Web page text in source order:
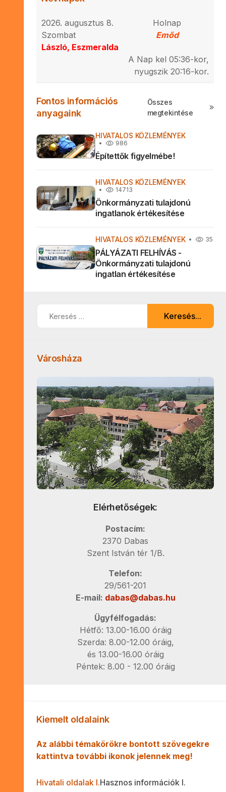
2026. augusztus 8.
Szombat
László, Eszmeralda
Holnap
Emőd
A Nap kel 05:36-kor,
nyugszik 20:16-kor.
Fontos információs
anyagaink
Összes
megtekintése
HIVATALOS KÖZLEMÉNYEK
986
Építettők figyelmébe!
HIVATALOS KÖZLEMÉNYEK
14713
Önkormányzati tulajdonú
ingatlanok értékesítése
HIVATALOS KÖZLEMÉNYEK 35
PÁLYÁZATI FELHÍVÁS -
Önkormányzati tulajdonú
ingatlan értékesítése
Keresés...
Városháza
Elérhetőségek:
Postacím:
2370 Dabas
Szent István tér 1/B.
Telefon:
29/561-201
E-mail: dabas@dabas.hu
Ügyfélfogadás:
Hétfő: 13.00-16.00 óráig
Szerda: 8.00-12.00 óráig,
és 13.00-16.00 óráig
Péntek: 8.00 - 12.00 óráig
Kiemelt oldalaink
Az alábbi témakörökre bontott szövegekre
kattintva további ikonok jelennek meg!
Hivatali oldalak I.Hasznos információk I.